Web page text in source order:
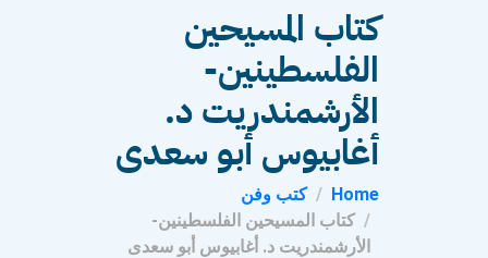
كتاب المسيحين
الفلسطينين-
الأرشمندريت د.
أغابيوس أبو سعدى
Home
كتب وفن
كتاب المسيحين الفلسطينين-
الأرشمندريت د. أغابيوس أبو سعدى